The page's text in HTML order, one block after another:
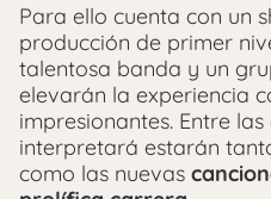
Para ello cuenta con un
producción de primer
talentosa banda y un
elevarán la experiencia
impresionantes. Entre
interpretará estarán
como las nuevas